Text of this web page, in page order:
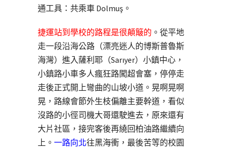
通工具：共乘車 Dolmuş。
捷運站到學校的路程是很顛簸的 。從平地
走一段沿海公路（漂亮迷人的博斯普魯斯
海灣）進入薩利耶（Sarıyer）小鎮中心，
小鎮路小車多人瘋狂路闖超會塞，停停走
走後正式開上彎曲的山坡小道。晃啊晃啊
晃，路線會節外生枝偏離主要幹道，看似
沒路的小徑司機大哥還駛進去，原來還有
大片社區，接完客後再繞回柏油路繼續向
上。 一路向北往黑海衝，最後苦等的校園